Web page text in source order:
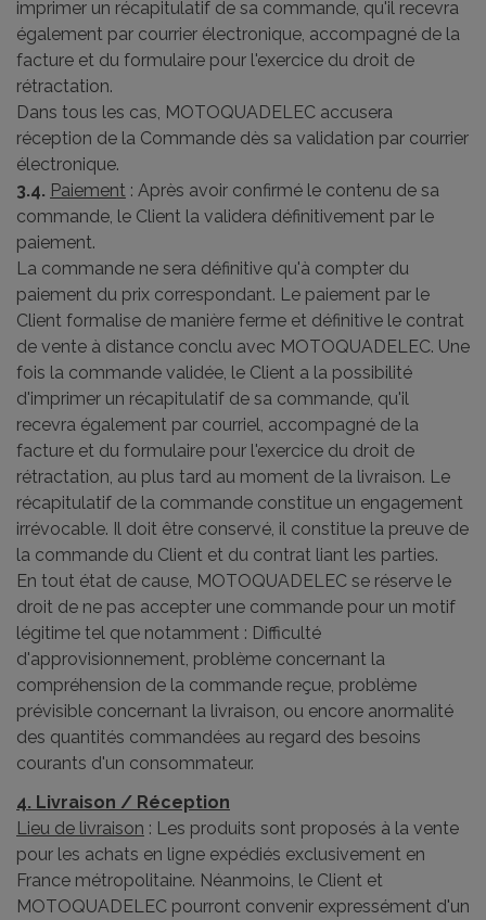
imprimer un récapitulatif de sa commande, qu'il recevra
également par courrier électronique, accompagné de la
facture et du formulaire pour l'exercice du droit de
rétractation.
Dans tous les cas, MOTOQUADELEC accusera
réception de la Commande dès sa validation par courrier
électronique.
3.4. Paiement : Après avoir confirmé le contenu de sa
commande, le Client la validera définitivement par le
paiement.
La commande ne sera définitive qu'à compter du
paiement du prix correspondant. Le paiement par le
Client formalise de manière ferme et définitive le contrat
de vente à distance conclu avec MOTOQUADELEC. Une
fois la commande validée, le Client a la possibilité
d'imprimer un récapitulatif de sa commande, qu'il
recevra également par courriel, accompagné de la
facture et du formulaire pour l'exercice du droit de
rétractation, au plus tard au moment de la livraison. Le
récapitulatif de la commande constitue un engagement
irrévocable. Il doit être conservé, il constitue la preuve de
la commande du Client et du contrat liant les parties.
En tout état de cause, MOTOQUADELEC se réserve le
droit de ne pas accepter une commande pour un motif
légitime tel que notamment : Difficulté
d'approvisionnement, problème concernant la
compréhension de la commande reçue, problème
prévisible concernant la livraison, ou encore anormalité
des quantités commandées au regard des besoins
courants d'un consommateur.
4. Livraison / Réception
Lieu de livraison : Les produits sont proposés à la vente
pour les achats en ligne expédiés exclusivement en
France métropolitaine. Néanmoins, le Client et
MOTOQUADELEC pourront convenir expressément d'un